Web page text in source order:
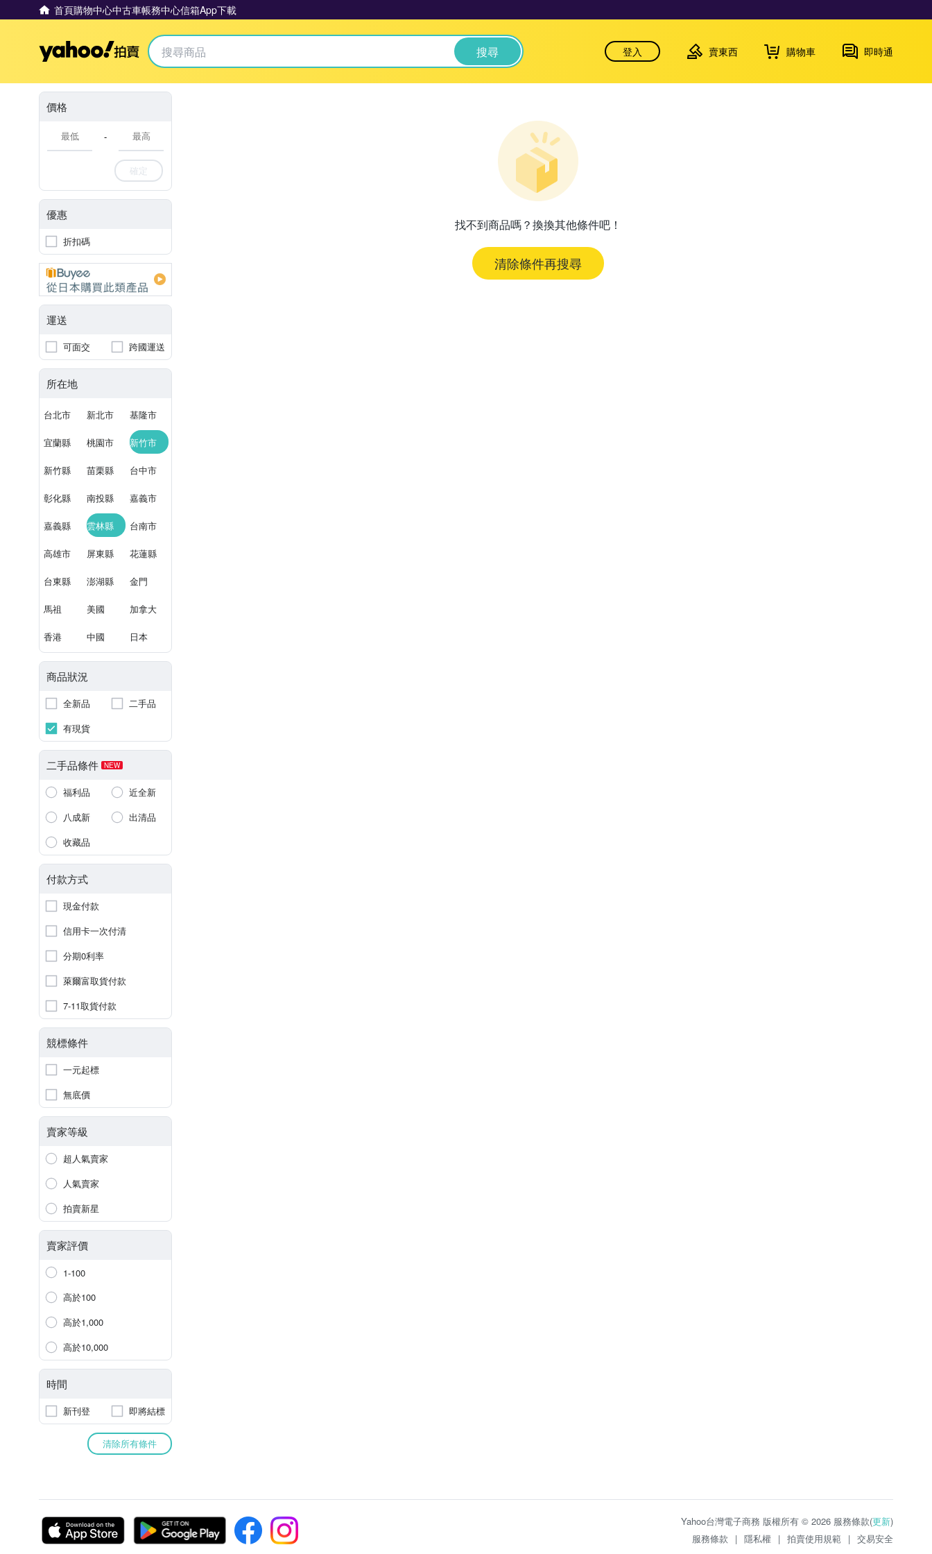
首頁購物中心中古車帳務中心信箱App下載
Yahoo拍賣 搜尋 登入 賣東西 購物車 即時通
價格
-
確定
優惠
折扣碼
運送
可面交 跨國運送
所在地
台北市 新北市 基隆市
宜蘭縣 桃園市 新竹市
新竹縣 苗栗縣 台中市
彰化縣 南投縣 嘉義市
嘉義縣 雲林縣 台南市
高雄市 屏東縣 花蓮縣
台東縣 澎湖縣 金門
馬祖 美國 加拿大
香港 中國 日本
商品狀況
全新品
二手品
有現貨
二手品條件 NEW
福利品
近全新
八成新
出清品
收藏品
付款方式
現金付款
信用卡一次付清
分期0利率
萊爾富取貨付款
7-11取貨付款
競標條件
一元起標
無底價
賣家等級
超人氣賣家
人氣賣家
拍賣新星
賣家評價
1-100
高於100
高於1,000
高於10,000
時間
新刊登 即將結標
清除所有條件
找不到商品嗎？換換其他條件吧！
清除條件再搜尋
Yahoo台灣電子商務 版權所有 © 2026 服務條款(更新)
服務條款
| 隱私權 | 拍賣使用規範 | 交易安全